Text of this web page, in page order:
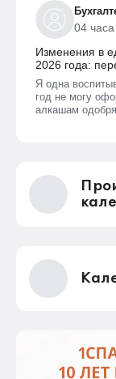
метров такой
семьи. В
собственности
нуждающейся.
04
Изменения в
2026 года:
новый
пребывания
Я одна
год не могу
алкашам